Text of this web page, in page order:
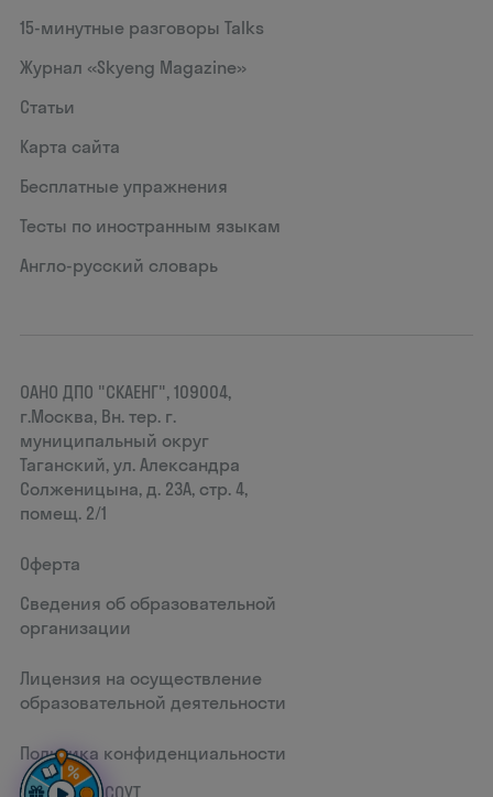
15‑минутные разговоры Talks
Журнал «Skyeng Magazine»
Статьи
Карта сайта
Бесплатные упражнения
Тесты по иностранным языкам
Англо-русский словарь
ОАНО ДПО "СКАЕНГ", 109004,
г.Москва, Вн. тер. г.
муниципальный округ
Таганский, ул. Александра
Солженицына, д. 23А, стр. 4,
помещ. 2/1
Оферта
Сведения об образовательной
организации
Лицензия на осуществление
образовательной деятельности
Политика конфиденциальности
Документ СОУТ